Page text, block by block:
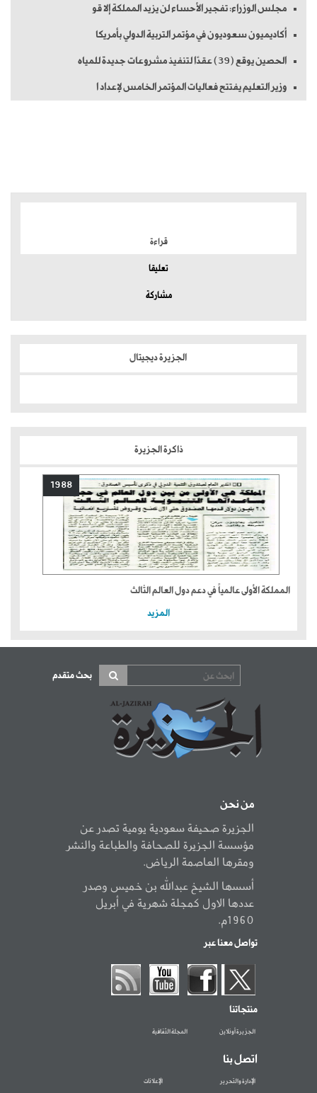
مجلس الوزراء: تفجير الأحساء لن يزيد المملكة إلا قو
أكاديميون سعوديون في مؤتمر التربية الدولي بأمريكا
الحصين يوقع (39) عقدًا لتنفيذ مشروعات جديدة للمياه
وزير التعليم يفتتح فعاليات المؤتمر الخامس لإعداد ا
قراءة
تعليقا
مشاركة
الجزيرة ديجيتال
ذاكرة الجزيرة
1988
المملكة الأولى عالمياً في دعم دول العالم الثالث
المزيد
بحث متقدم
من نحن
الجزيرة صحيفة سعودية يومية تصدر عن
مؤسسة الجزيرة للصحافة والطباعة والنشر
ومقرها العاصمة الرياض.
أسسها الشيخ عبدالله بن خميس وصدر
عددها الاول كمجلة شهرية في أبريل
1960م.
تواصل معنا عبر
منتجاتنا
الجزيرة أونلاين المجلة الثقافية
اتصل بنا
الإدارة والتحرير الإعلانات